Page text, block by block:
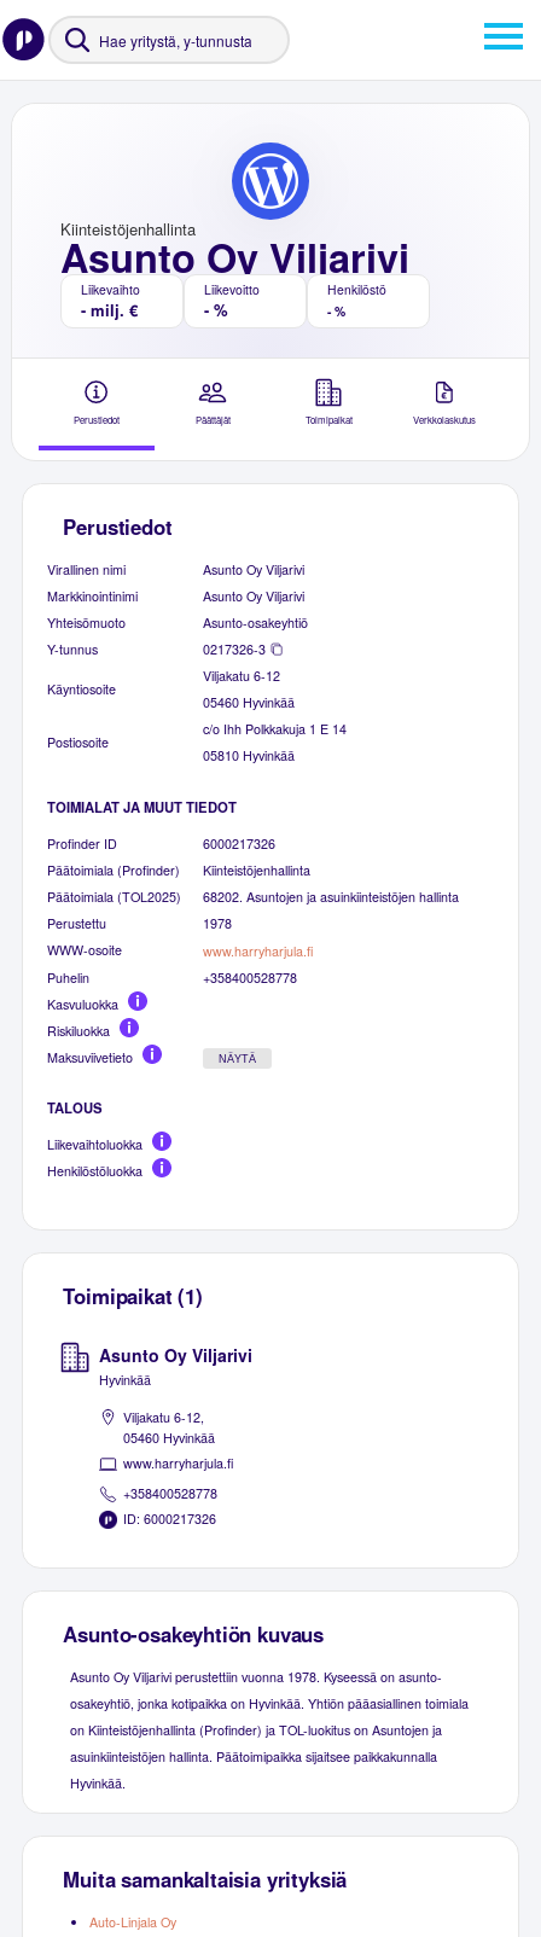
Asunto Oy Viljarivi
Kiinteistöjenhallinta
Liikevaihto
- milj. €
Liikevoitto
- %
Henkilöstö
- %
Perustiedot Päättäjät Toimipaikat Verkkolaskutus
Perustiedot
Virallinen nimi
Asunto Oy Viljarivi
Markkinointinimi
Asunto Oy Viljarivi
Yhteisömuoto
Asunto-osakeyhtiö
Y-tunnus
0217326-3
Käyntiosoite
Viljakatu 6-12
05460 Hyvinkää
Postiosoite
c/o Ihh Polkkakuja 1 E 14
05810 Hyvinkää
TOIMIALAT JA MUUT TIEDOT
Profinder ID
6000217326
Päätoimiala (Profinder)
Kiinteistöjenhallinta
Päätoimiala (TOL2025)
68202. Asuntojen ja asuinkiinteistöjen hallinta
Perustettu
1978
WWW-osoite
www.harryharjula.fi
Puhelin
+358400528778
Kasvuluokka
Riskiluokka
Maksuviivetieto
NÄYTÄ
TALOUS
Liikevaihtoluokka
Henkilöstöluokka
Toimipaikat (1)
Asunto Oy Viljarivi
Hyvinkää
Viljakatu 6-12,
05460 Hyvinkää
www.harryharjula.fi
+358400528778
ID: 6000217326
Asunto-osakeyhtiön kuvaus
Asunto Oy Viljarivi perustettiin vuonna 1978. Kyseessä on asunto-
osakeyhtiö, jonka kotipaikka on Hyvinkää. Yhtiön pääasiallinen toimiala
on Kiinteistöjenhallinta (Profinder) ja TOL-luokitus on Asuntojen ja
asuinkiinteistöjen hallinta. Päätoimipaikka sijaitsee paikkakunnalla
Hyvinkää.
Muita samankaltaisia yrityksiä
Auto-Linjala Oy